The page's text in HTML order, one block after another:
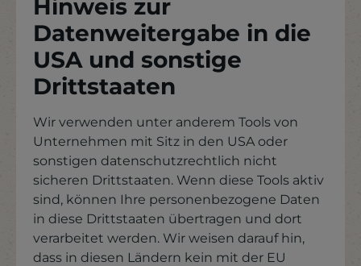
Hinweis zur
Datenweitergabe in die
USA und sonstige
Drittstaaten
Wir verwenden unter anderem Tools von
Unternehmen mit Sitz in den USA oder
sonstigen datenschutzrechtlich nicht
sicheren Drittstaaten. Wenn diese Tools aktiv
sind, können Ihre personenbezogene Daten
in diese Drittstaaten übertragen und dort
verarbeitet werden. Wir weisen darauf hin,
dass in diesen Ländern kein mit der EU